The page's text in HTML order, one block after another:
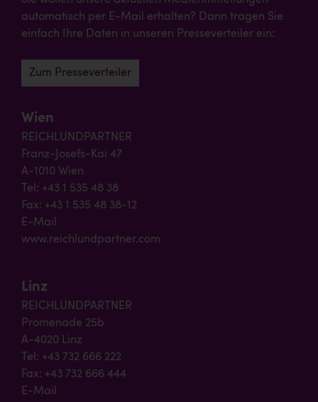
automatisch per E-Mail erhalten? Dann tragen Sie
einfach Ihre Daten in unseren Presseverteiler ein:
Zum Presseverteiler
Wien
REICHLUNDPARTNER
Franz-Josefs-Kai 47
A-1010 Wien
Tel: +43 1 535 48 38
Fax: +43 1 535 48 38-12
E-Mail
www.reichlundpartner.com
Linz
REICHLUNDPARTNER
Promenade 25b
A-4020 Linz
Tel: +43 732 666 222
Fax: +43 732 666 444
E-Mail